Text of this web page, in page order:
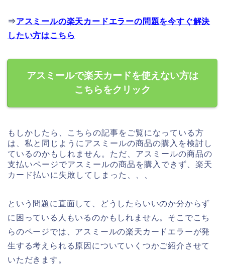
⇒アスミールの楽天カードエラーの問題を今すぐ解決
したい方はこちら
アスミールで楽天カードを使えない方は
こちらをクリック
もしかしたら、こちらの記事をご覧になっている方
は、私と同じようにアスミールの商品の購入を検討し
ているのかもしれません。ただ、アスミールの商品の
支払いページでアスミールの商品を購入できず、楽天
カード払いに失敗してしまった、、、
という問題に直面して、どうしたらいいのか分からず
に困っている人もいるのかもしれません。そこでこち
らのページでは、アスミールの楽天カードエラーが発
生する考えられる原因についていくつかご紹介させて
いただきます。